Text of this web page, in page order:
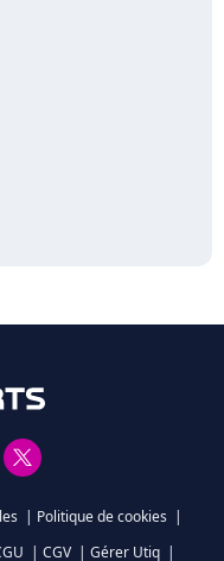
| Politique de cookies |
| CGV | Gérer Utiq |